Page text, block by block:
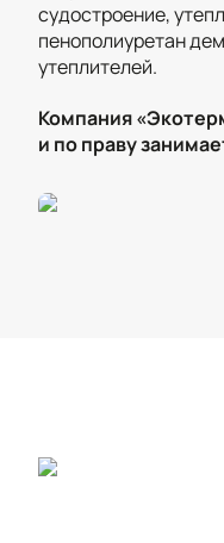
судостроение,
пенополиуретан
утеплителей.
Компания
и по праву